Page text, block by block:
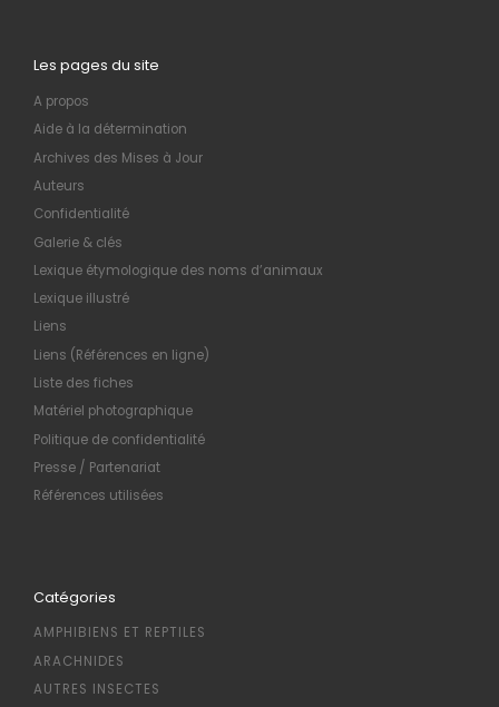
Les pages du site
A propos
Aide à la détermination
Archives des Mises à Jour
Auteurs
Confidentialité
Galerie & clés
Lexique étymologique des noms d’animaux
Lexique illustré
Liens
Liens (Références en ligne)
Liste des fiches
Matériel photographique
Politique de confidentialité
Presse / Partenariat
Références utilisées
Catégories
AMPHIBIENS ET REPTILES
ARACHNIDES
AUTRES INSECTES